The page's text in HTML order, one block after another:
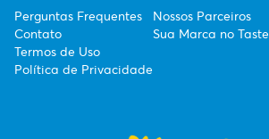
Perguntas Frequentes
Contato
Termos de Uso
Política de Privacidade
Nossos Parceiros
Sua Marca no Taste